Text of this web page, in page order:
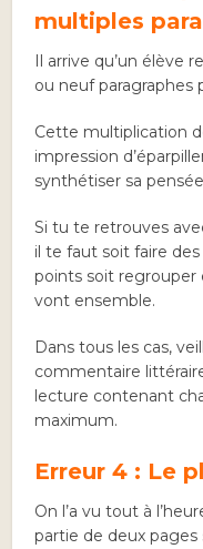
multiples
Il arrive qu’un
ou neuf paragraphes
Cette multiplication
impression
synthétiser sa
Si tu te retrouves
il te faut soit faire
points soit regrouper
vont ensemble.
Dans tous les cas,
commentaire
lecture contenant
maximum.
Erreur 4 : Le
On l’a vu tout à
partie de deux pages